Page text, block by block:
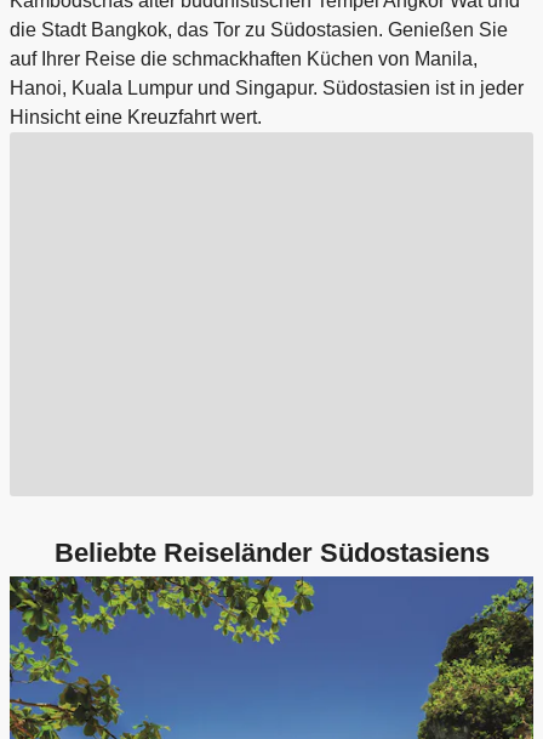
die Stadt Bangkok, das Tor zu Südostasien. Genießen Sie
auf Ihrer Reise die schmackhaften Küchen von Manila,
Hanoi, Kuala Lumpur und Singapur. Südostasien ist in jeder
Hinsicht eine Kreuzfahrt wert.
Beliebte Reiseländer Südostasiens